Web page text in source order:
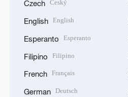
Czech Český
English English
Esperanto Esperanto
Filipino Filipino
French Français
German Deutsch